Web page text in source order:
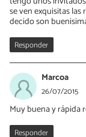
se ven exquisitas las
decido son
Responder
Marcoa
26/07/2015
Muy buena y rápida
Responder